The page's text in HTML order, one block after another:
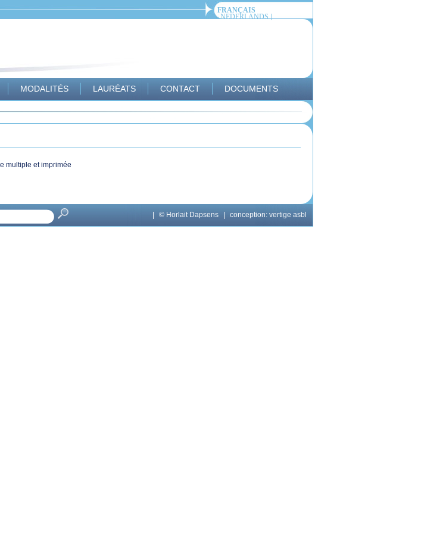
FRANÇAIS
NEDERLANDS
MODALITÉS LAURÉATS CONTACT DOCUMENTS
multiple et imprimée
© Horlait Dapsens conception: vertige asbl